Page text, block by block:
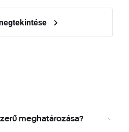
meghatározása?